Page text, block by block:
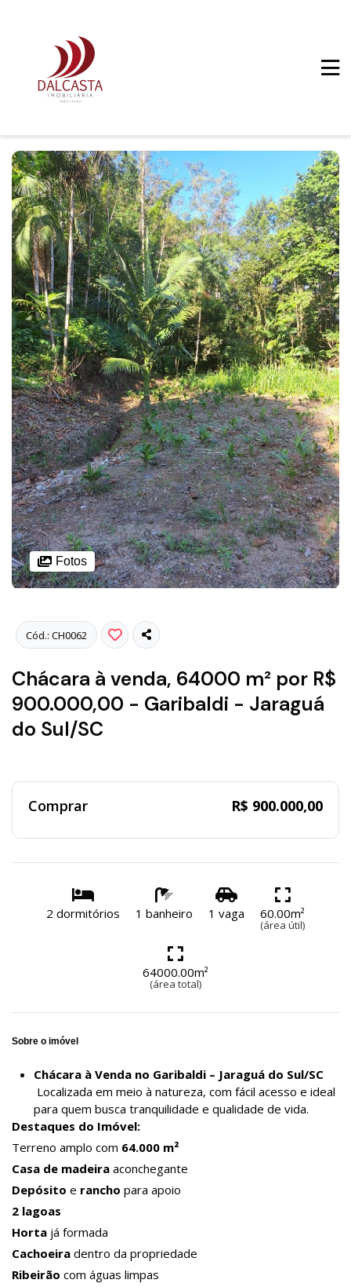
Fotos
Cód.: CH0062
Chácara à venda, 64000 m² por R$
900.000,00 - Garibaldi - Jaraguá
do Sul/SC
Comprar R$ 900.000,00
2 dormitórios 1 banheiro 1 vaga 60.00m²
(área útil)
64000.00m²
(área total)
Sobre o imóvel
Chácara à Venda no Garibaldi – Jaraguá do Sul/SC
Localizada em meio à natureza, com fácil acesso e ideal
para quem busca tranquilidade e qualidade de vida.
Destaques do Imóvel:
Terreno amplo com 64.000 m²
Casa de madeira aconchegante
Depósito e rancho para apoio
2 lagoas
Horta já formada
Cachoeira dentro da propriedade
Ribeirão com águas limpas